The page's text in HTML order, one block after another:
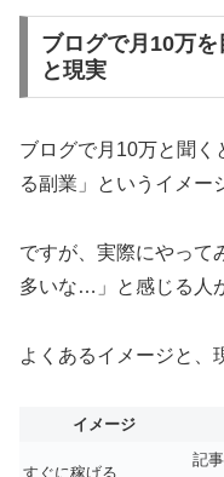
ブログで月10万
と現実
ブログで月10万と聞く
る副業」というイメー
ですが、実際にやって
多いな…」と感じる人
よくあるイメージと、
イメージ
すぐに稼げる
記